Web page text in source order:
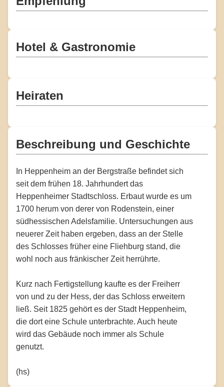
Hotel & Gastronomie
Heiraten
Beschreibung und Geschichte
In Heppenheim an der Bergstraße befindet sich
seit dem frühen 18. Jahrhundert das
Heppenheimer Stadtschloss. Erbaut wurde es um
1700 herum von derer von Rodenstein, einer
südhessischen Adelsfamilie. Untersuchungen aus
neuerer Zeit haben ergeben, dass an der Stelle
des Schlosses früher eine Fliehburg stand, die
wohl noch aus fränkischer Zeit herrührte.
Kurz nach Fertigstellung kaufte es der Freiherr
von und zu der Hess, der das Schloss erweitern
ließ. Seit 1825 gehört es der Stadt Heppenheim,
die dort eine Schule unterbrachte. Auch heute
wird das Gebäude noch immer als Schule
genutzt.
(hs)